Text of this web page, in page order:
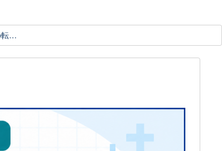
理学療法士の転職ガイド